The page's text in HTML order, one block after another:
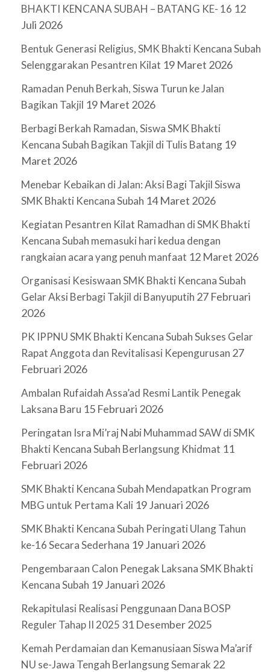
BHAKTI KENCANA SUBAH – BATANG KE- 16 12
Juli 2026
Bentuk Generasi Religius, SMK Bhakti Kencana Subah
Selenggarakan Pesantren Kilat 19 Maret 2026
Ramadan Penuh Berkah, Siswa Turun ke Jalan
Bagikan Takjil 19 Maret 2026
Berbagi Berkah Ramadan, Siswa SMK Bhakti
Kencana Subah Bagikan Takjil di Tulis Batang 19
Maret 2026
Menebar Kebaikan di Jalan: Aksi Bagi Takjil Siswa
SMK Bhakti Kencana Subah 14 Maret 2026
Kegiatan Pesantren Kilat Ramadhan di SMK Bhakti
Kencana Subah memasuki hari kedua dengan
rangkaian acara yang penuh manfaat 12 Maret 2026
Organisasi Kesiswaan SMK Bhakti Kencana Subah
Gelar Aksi Berbagi Takjil di Banyuputih 27 Februari
2026
PK IPPNU SMK Bhakti Kencana Subah Sukses Gelar
Rapat Anggota dan Revitalisasi Kepengurusan 27
Februari 2026
Ambalan Rufaidah Assa’ad Resmi Lantik Penegak
Laksana Baru 15 Februari 2026
Peringatan Isra Mi’raj Nabi Muhammad SAW di SMK
Bhakti Kencana Subah Berlangsung Khidmat 11
Februari 2026
SMK Bhakti Kencana Subah Mendapatkan Program
MBG untuk Pertama Kali 19 Januari 2026
SMK Bhakti Kencana Subah Peringati Ulang Tahun
ke-16 Secara Sederhana 19 Januari 2026
Pengembaraan Calon Penegak Laksana SMK Bhakti
Kencana Subah 19 Januari 2026
Rekapitulasi Realisasi Penggunaan Dana BOSP
Reguler Tahap II 2025 31 Desember 2025
Kemah Perdamaian dan Kemanusiaan Siswa Ma’arif
NU se-Jawa Tengah Berlangsung Semarak 22